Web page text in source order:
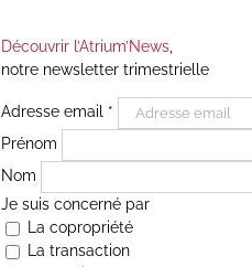
Découvrir l’Atrium’News,
notre newsletter trimestrielle
Adresse email *
Prénom
Nom
Je suis concerné par
La copropriété
La transaction